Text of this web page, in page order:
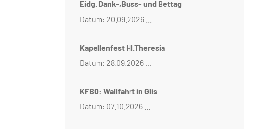
Eidg. Dank-,Buss- und Bettag
Datum: 20.09.2026 ...
Kapellenfest Hl.Theresia
Datum: 28.09.2026 ...
KFBO: Wallfahrt in Glis
Datum: 07.10.2026 ...